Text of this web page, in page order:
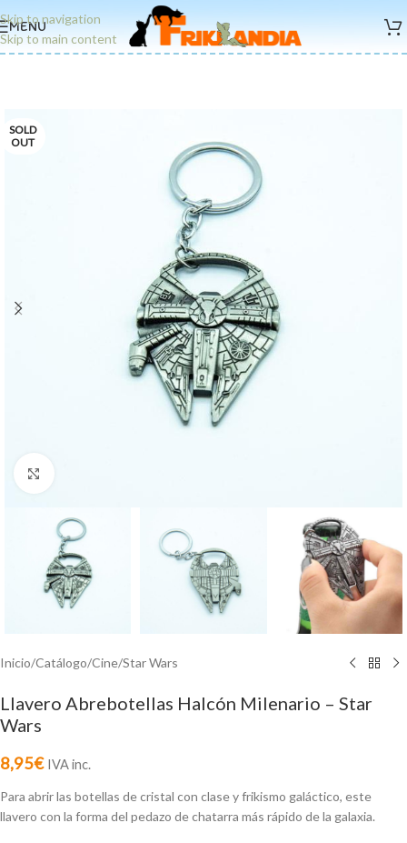
Skip to navigation
Skip to main content
MENU
SOLD
OUT
Inicio/Catálogo/Cine/Star Wars
Llavero Abrebotellas Halcón Milenario – Star
Wars
8,95€ IVA inc.
Para abrir las botellas de cristal con clase y frikismo galáctico, este
llavero con la forma del pedazo de chatarra más rápido de la galaxia.